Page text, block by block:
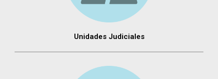
Unidades Judiciales